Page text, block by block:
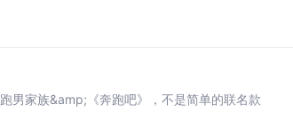
跑男家族&amp;《奔跑吧》，不是简单的联名款